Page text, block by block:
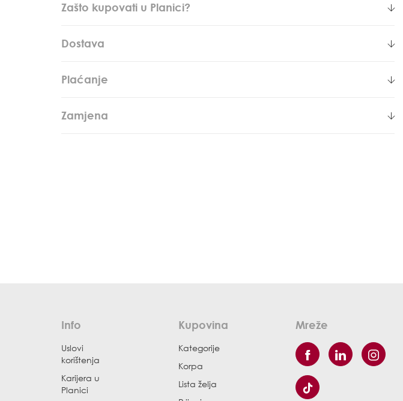
Zašto kupovati u Planici?
Dostava
Plaćanje
Zamjena
Info
Uslovi
korištenja
Karijera u
Planici
Kupovina
Kategorije
Korpa
Lista želja
Mreže